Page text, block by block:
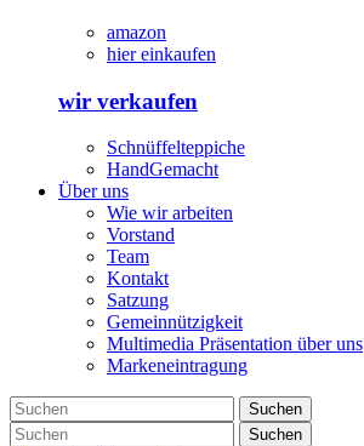
amazon
hier einkaufen
wir verkaufen
Schnüffelteppiche
HandGemacht
Über uns
Wie wir arbeiten
Vorstand
Team
Kontakt
Satzung
Gemeinnützigkeit
Multimedia Präsentation über uns
Markeneintragung
Suchen
Suchen